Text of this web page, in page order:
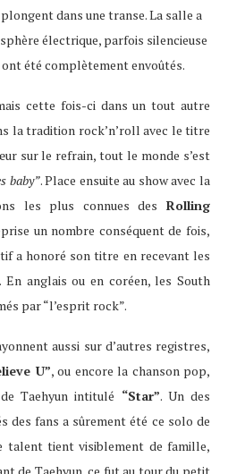
dans une transe. La salle a
électrique, parfois silencieuse
ont été complètement envoûtés.
cette fois-ci dans un tout autre
la tradition rock’n’roll avec le titre
sur le refrain, tout le monde s’est
baby”. Place ensuite au show avec la
les plus connues des Rolling
un nombre conséquent de fois,
a honoré son titre en recevant les
En anglais ou en coréen, les South
par “l’esprit rock”.
aussi sur d’autres registres,
U”, ou encore la chanson pop,
Taehyun intitulé “Star”. Un des
des fans a sûrement été ce solo de
talent tient visiblement de famille,